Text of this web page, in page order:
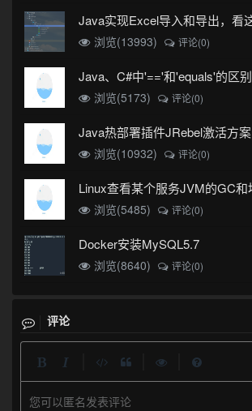
浏览(13993)
评论(0)
Java、C#中'=='和'equals'的区别
浏览(5173) 评论(0)
Java热部署插件JRebel激活方案
浏览(10932) 评论(0)
浏览(5485)
评论(0)
Docker安装MySQL5.7
浏览(8640) 评论(0)
评论
您可以匿名发表评论